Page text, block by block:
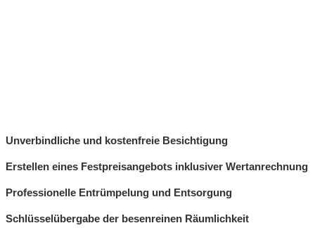
Unverbindliche und kostenfreie Besichtigung
Erstellen eines Festpreisangebots inklusiver Wertanrechnung
Professionelle Entrümpelung und Entsorgung
Schlüsselübergabe der besenreinen Räumlichkeit